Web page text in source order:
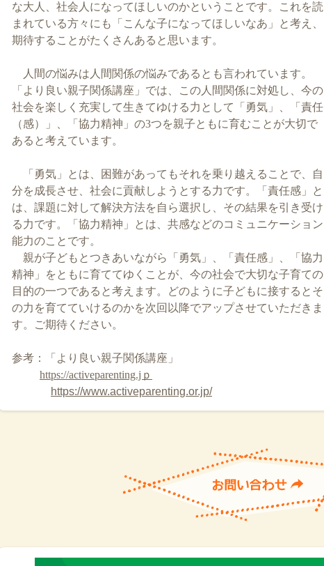
な大人、社会人になってほしいのかということです。これを読
まれている方々にも「こんな子になってほしいなあ」と考え、
期待することがたくさんあると思います。
人間の悩みは人間関係の悩みであるとも言われています。
「より良い親子関係講座」では、この人間関係に対処し、今の
社会を楽しく充実して生きてゆける力として「勇気」、「責任
（感）」、「協力精神」の3つを親子ともに育むことが大切で
あると考えています。
「勇気」とは、困難があってもそれを乗り越えることで、自
分を成長させ、社会に貢献しようとする力です。「責任感」と
は、課題に対して解決方法を自ら選択し、その結果を引き受け
る力です。「協力精神」とは、共感などのコミュニケーション
能力のことです。
親が子どもとつきあいながら「勇気」、「責任感」、「協力
精神」をともに育ててゆくことが、今の社会で大切な子育ての
目的の一つであると考えます。どのように子どもに接するとそ
の力を育てていけるのかを次回以降でアップさせていただきま
す。ご期待ください。
参考：「より良い親子関係講座」
https://activeparenting.jｐ
https://www.activeparenting.or.jp/